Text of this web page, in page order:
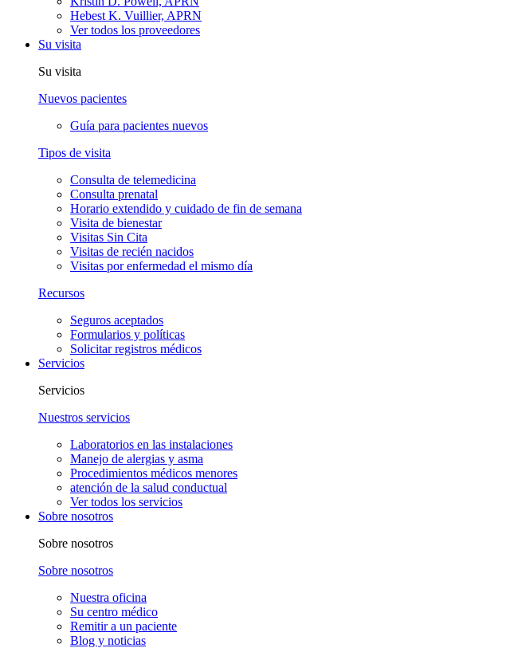
Hebest K. Vuillier, APRN
Ver todos los proveedores
Su visita
Su visita
Nuevos pacientes
Guía para pacientes nuevos
Tipos de visita
Consulta de telemedicina
Consulta prenatal
Horario extendido y cuidado de fin de semana
Visita de bienestar
Visitas Sin Cita
Visitas de recién nacidos
Visitas por enfermedad el mismo día
Recursos
Seguros aceptados
Formularios y políticas
Solicitar registros médicos
Servicios
Servicios
Nuestros servicios
Laboratorios en las instalaciones
Manejo de alergias y asma
Procedimientos médicos menores
atención de la salud conductual
Ver todos los servicios
Sobre nosotros
Sobre nosotros
Sobre nosotros
Nuestra oficina
Su centro médico
Remitir a un paciente
Blog y noticias